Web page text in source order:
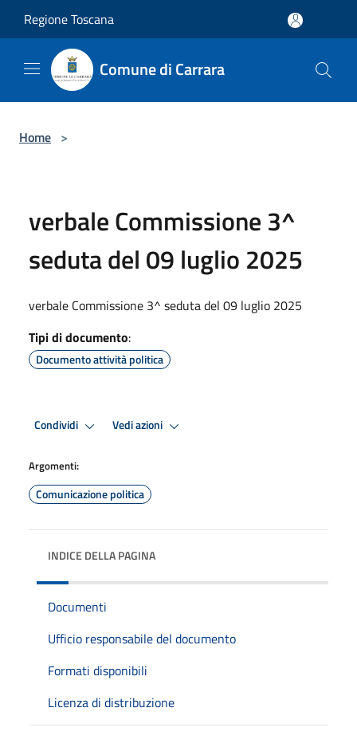
Regione Toscana
Comune di Carrara
Home >
verbale Commissione 3^
seduta del 09 luglio 2025
verbale Commissione 3^ seduta del 09 luglio 2025
Tipi di documento:
Documento attività politica
Condividi Vedi azioni
Argomenti:
Comunicazione politica
INDICE DELLA PAGINA
Documenti
Ufficio responsabile del documento
Formati disponibili
Licenza di distribuzione